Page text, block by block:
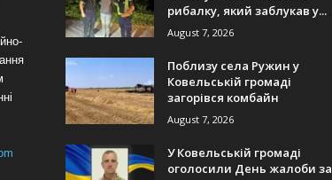
рибалку, який заблукав у...
August 7, 2026
Поблизу села Ружин у
Ковельській громаді
загорівся комбайн
August 7, 2026
У Ковельській громаді
оголосили День жалоби за